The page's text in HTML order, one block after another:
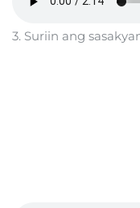
3. Suriin ang